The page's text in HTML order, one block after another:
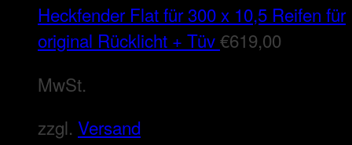
Heckfender Flat für 300 x 10,5 Reifen für
original Rücklicht + Tüv€619,00
MwSt.
zzgl. Versand